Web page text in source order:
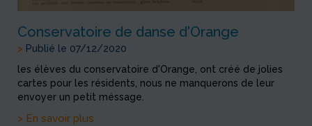
Conservatoire de danse d'Orange
> Publié le 07/12/2020
les élèves du conservatoire d'Orange, ont créé de jolies
cartes pour les résidents, nous ne manquerons de leur
envoyer un petit méssage.
> En savoir plus